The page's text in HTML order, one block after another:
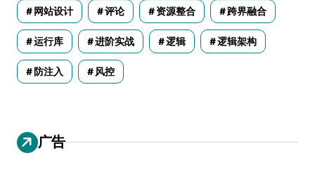
网站设计 评论 资源整合 跨界融合
运行库 进阶实战 逻辑 逻辑架构
防注入 风控
广告